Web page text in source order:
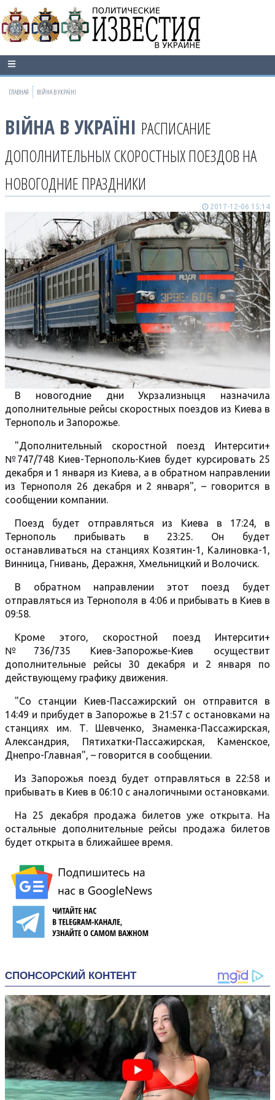
ГЛАВНАЯ ВІЙНА В УКРАЇНІ
ВІЙНА В УКРАЇНІ РАСПИСАНИЕ
ДОПОЛНИТЕЛЬНЫХ СКОРОСТНЫХ ПОЕЗДОВ НА
НОВОГОДНИЕ ПРАЗДНИКИ
2017-12-06 15:14
В новогодние дни Укрзализныця назначила
дополнительные рейсы скоростных поездов из Киева в
Тернополь и Запорожье.
"Дополнительный скоростной поезд Интерсити+
№747/748 Киев-Тернополь-Киев будет курсировать 25
декабря и 1 января из Киева, а в обратном направлении
из Тернополя 26 декабря и 2 января", – говорится в
сообщении компании.
Поезд будет отправляться из Киева в 17:24, в
Тернополь прибывать в 23:25. Он будет
останавливаться на станциях Козятин-1, Калиновка-1,
Винница, Гнивань, Деражня, Хмельницкий и Волочиск.
В обратном направлении этот поезд будет
отправляться из Тернополя в 4:06 и прибывать в Киев в
09:58.
Кроме этого, скоростной поезд Интерсити+
№736/735 Киев-Запорожье-Киев осуществит
дополнительные рейсы 30 декабря и 2 января по
действующему графику движения.
"Со станции Киев-Пассажирский он отправится в
14:49 и прибудет в Запорожье в 21:57 с остановками на
станциях им. Т. Шевченко, Знаменка-Пассажирская,
Александрия, Пятихатки-Пассажирская, Каменское,
Днепро-Главная", – говорится в сообщении.
Из Запорожья поезд будет отправляться в 22:58 и
прибывать в Киев в 06:10 с аналогичными остановками.
На 25 декабря продажа билетов уже открыта. На
остальные дополнительные рейсы продажа билетов
будет открыта в ближайшее время.